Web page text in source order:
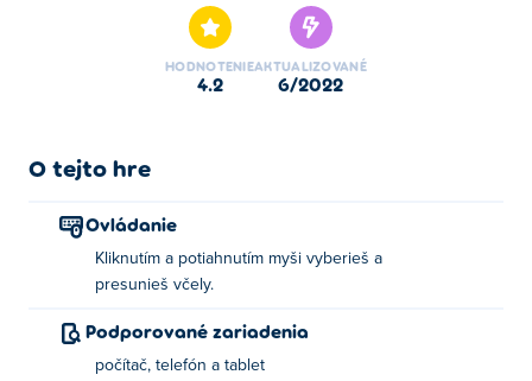
HODNOTENIE
4.2
AKTUALIZOVANÉ
6/2022
O tejto hre
Ovládanie
Kliknutím a potiahnutím myši vyberieš a
presunieš včely.
Podporované zariadenia
počítač, telefón a tablet